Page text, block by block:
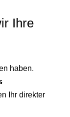
Ihre
haben.
Ihr direkter